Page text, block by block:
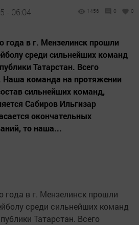
- 06:04 1456 0 0
года в г. Мензелинск прошли
среди сильнейших команд
Татарстан. Всего
Наша команда на протяжении
сильнейших команд,
Сабиров Ильгизар
окончательных
то наша...
года в г. Мензелинск прошли
среди сильнейших команд
Татарстан. Всего